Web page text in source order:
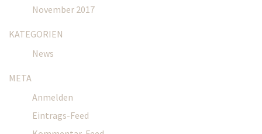
November 2017
KATEGORIEN
News
META
Anmelden
Eintrags-Feed